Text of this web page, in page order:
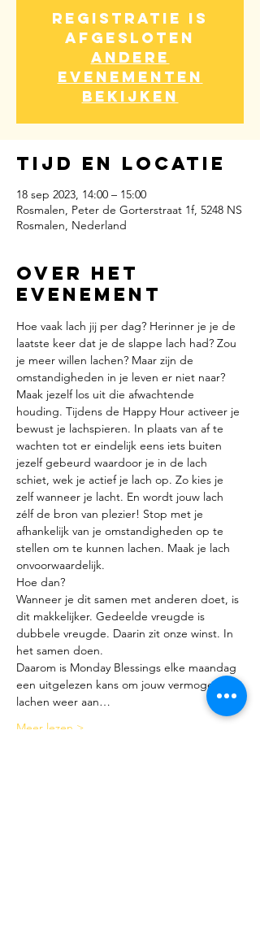
Registratie is
afgesloten
Andere
evenementen
bekijken
Tijd en locatie
18 sep 2023, 14:00 – 15:00
Rosmalen, Peter de Gorterstraat 1f, 5248 NS
Rosmalen, Nederland
Over het
evenement
Hoe vaak lach jij per dag? Herinner je je de
laatste keer dat je de slappe lach had? Zou
je meer willen lachen? Maar zijn de
omstandigheden in je leven er niet naar?
Maak jezelf los uit die afwachtende
houding. Tijdens de Happy Hour activeer je
bewust je lachspieren. In plaats van af te
wachten tot er eindelijk eens iets buiten
jezelf gebeurd waardoor je in de lach
schiet, wek je actief je lach op. Zo kies je
zelf wanneer je lacht. En wordt jouw lach
zélf de bron van plezier! Stop met je
afhankelijk van je omstandigheden op te
stellen om te kunnen lachen. Maak je lach
onvoorwaardelijk.
Hoe dan?
Wanneer je dit samen met anderen doet, is
dit makkelijker. Gedeelde vreugde is
dubbele vreugde. Daarin zit onze winst. In
het samen doen.
Daarom is Monday Blessings elke maandag
een uitgelezen kans om jouw vermogen tot
lachen weer aan…
Meer lezen >